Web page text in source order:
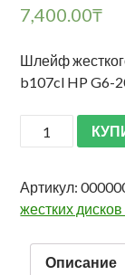
7,400.00₸
Шлейф
b107cl HP G6-
Артикул:
жестких
Описание